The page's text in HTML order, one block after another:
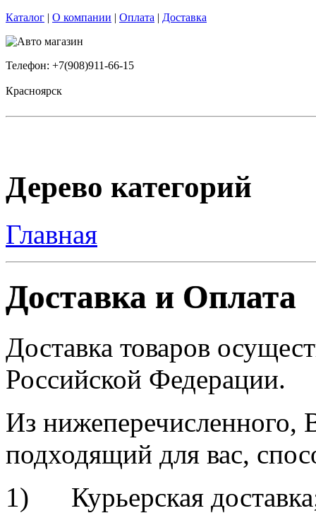
Каталог | О компании | Оплата | Доставка
Телефон: +7(908)911-66-15
Красноярск
Дерево категорий
Главная
Доставка и Оплата
Доставка товаров
Российской Федерации.
Из
подходящий для вас,
1) Курьерская